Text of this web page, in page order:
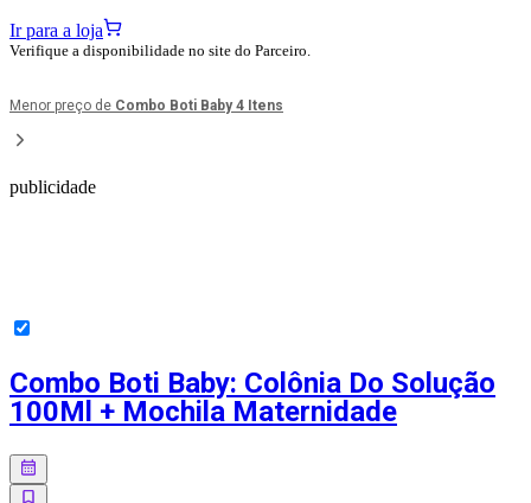
Ir para a loja
Verifique a disponibilidade no site do Parceiro.
Menor preço de Combo Boti Baby 4 Itens
publicidade
Combo Boti Baby: Colônia Do Solução
100Ml + Mochila Maternidade